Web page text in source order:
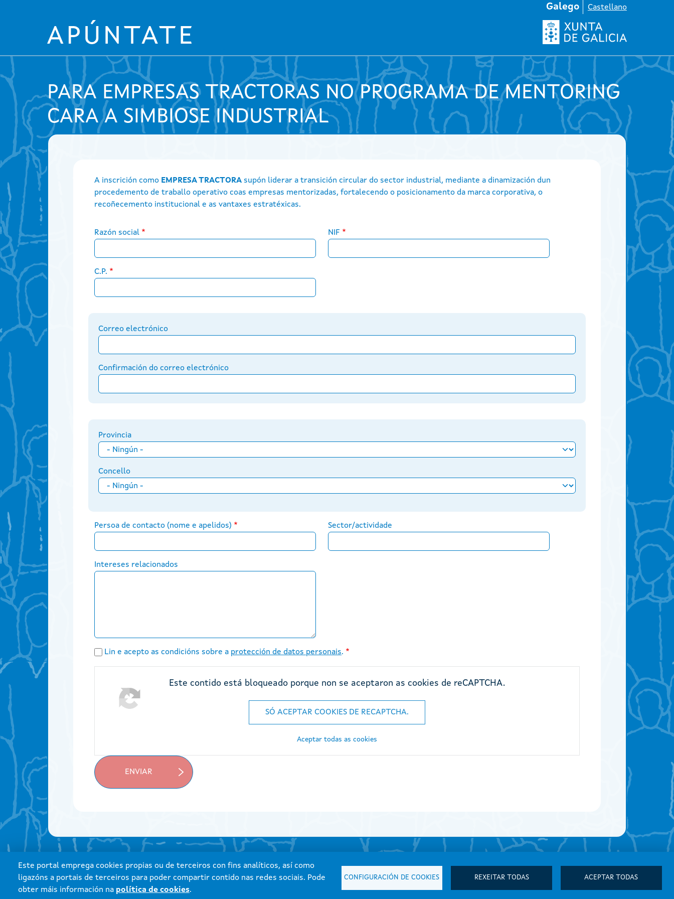
Este portal emprega cookies propias ou de terceiros con fins analíticos, así como
ligazóns a portais de terceiros para poder compartir contido nas redes sociais. Pode
obter máis información na política de cookies.
CONFIGURACIÓN DE COOKIES REXEITAR TODAS ACEPTAR TODAS
Galego Castellano
PARA EMPRESAS TRACTORAS NO PROGRAMA DE MENTORING
CARA A SIMBIOSE INDUSTRIAL
A inscrición como EMPRESA TRACTORA supón liderar a transición circular do sector industrial, mediante a dinamización dun
procedemento de traballo operativo coas empresas mentorizadas, fortalecendo o posicionamento da marca corporativa, o
recoñecemento institucional e as vantaxes estratéxicas.
Razón social NIF
C.P.
Correo electrónico
Correo electrónico
Confirmación do correo electrónico
Provincia / Concello
Provincia
Concello
Persoa de contacto (nome e apelidos) Sector/actividade
Intereses relacionados
Lin e acepto as condicións sobre a protección de datos personais.
Este contido está bloqueado porque non se aceptaron as cookies de reCAPTCHA.
SÓ ACEPTAR COOKIES DE RECAPTCHA.
Aceptar todas as cookies
Xunta de Galicia. Información mantida e publicada na internet pola Xunta de Galicia